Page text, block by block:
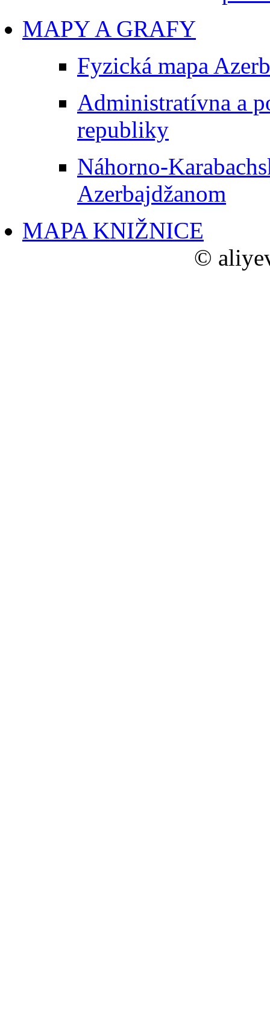
MAPY A GRAFY
Fyzická mapa
Administratívna a
republiky
Náhorno-
Azerbajdžanom
MAPA KNIŽNICE
©